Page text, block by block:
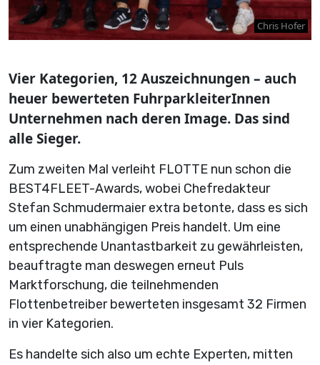
Chris Hofer
Vier Kategorien, 12 Auszeichnungen – auch
heuer bewerteten FuhrparkleiterInnen
Unternehmen nach deren Image. Das sind
alle Sieger.
Zum zweiten Mal verleiht FLOTTE nun schon die
BEST4FLEET-Awards, wobei Chefredakteur
Stefan Schmudermaier extra betonte, dass es sich
um einen unabhängigen Preis handelt. Um eine
entsprechende Unantastbarkeit zu gewährleisten,
beauftragte man deswegen erneut Puls
Marktforschung, die teilnehmenden
Flottenbetreiber bewerteten insgesamt 32 Firmen
in vier Kategorien.
Es handelte sich also um echte Experten, mitten